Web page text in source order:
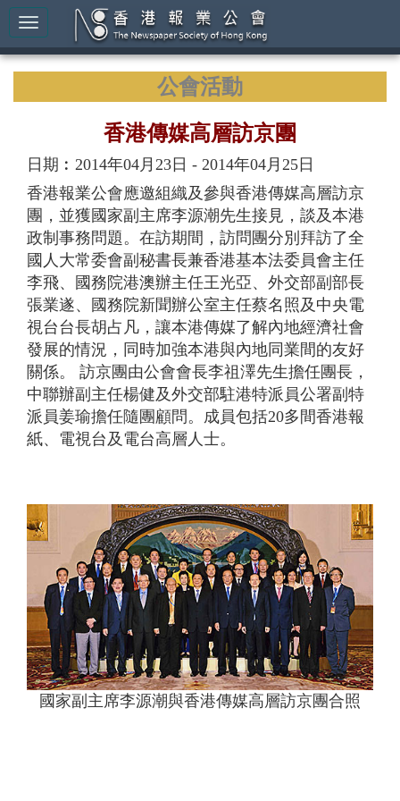
公會活動
香港傳媒高層訪京團
日期︰2014年04月23日 - 2014年04月25日
香港報業公會應邀組織及參與香港傳媒高層訪京
團，並獲國家副主席李源潮先生接見，談及本港
政制事務問題。在訪期間，訪問團分別拜訪了全
國人大常委會副秘書長兼香港基本法委員會主任
李飛、國務院港澳辦主任王光亞、外交部副部長
張業遂、國務院新聞辦公室主任蔡名照及中央電
視台台長胡占凡，讓本港傳媒了解內地經濟社會
發展的情況，同時加強本港與內地同業間的友好
關係。 訪京團由公會會長李祖澤先生擔任團長，
中聯辦副主任楊健及外交部駐港特派員公署副特
派員姜瑜擔任隨團顧問。成員包括20多間香港報
紙、電視台及電台高層人士。
國家副主席李源潮與香港傳媒高層訪京團合照